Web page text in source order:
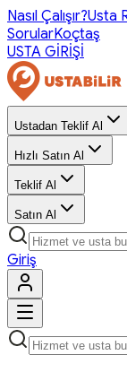
Nasıl Çalışır?Usta
SorularKoçtaş
USTA GİRİŞİ
Ustadan Teklif Al
Hızlı Satın Al
Teklif Al
Satın Al
Giriş